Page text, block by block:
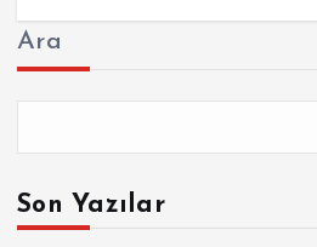
Ara
Son Yazılar